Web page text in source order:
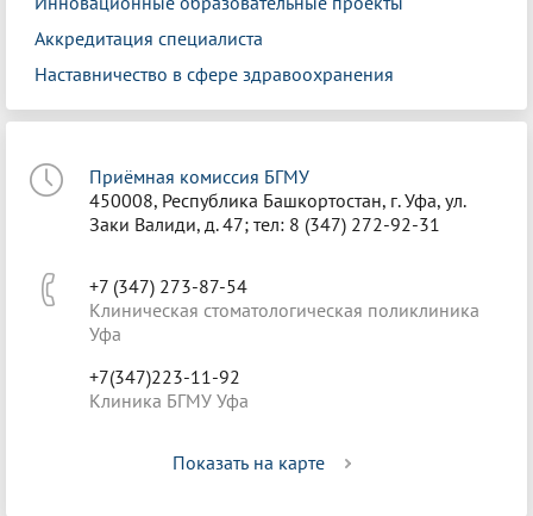
Аккредитация специалиста
Наставничество в сфере здравоохранения
Приёмная комиссия БГМУ
450008, Республика Башкортостан, г. Уфа, ул.
Заки Валиди, д. 47; тел: 8 (347) 272-92-31
+7 (347) 273-87-54
Клиническая стоматологическая поликлиника
Уфа
+7(347)223-11-92
Клиника БГМУ Уфа
Показать на карте